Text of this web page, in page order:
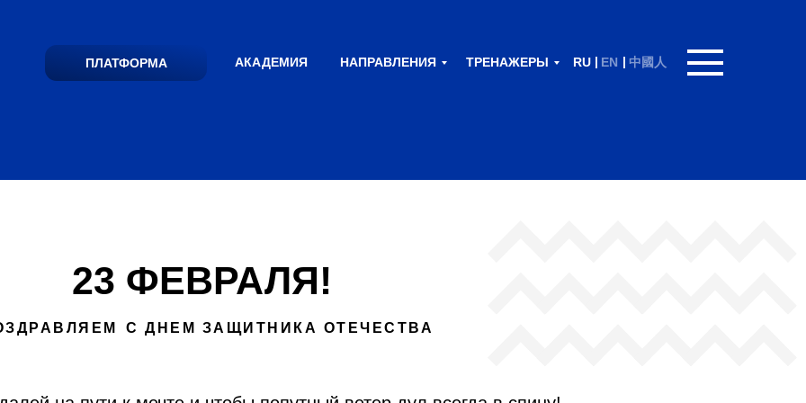
ПЛАТФОРМА ТРЕНАЖЕРЫ |
| 中國人
EN
RU
НАПРАВЛЕНИЯ
АКАДЕМИЯ
23 ФЕВРАЛЯ!
С ДНЕМ ЗАЩИТНИКА ОТЕЧЕСТВА